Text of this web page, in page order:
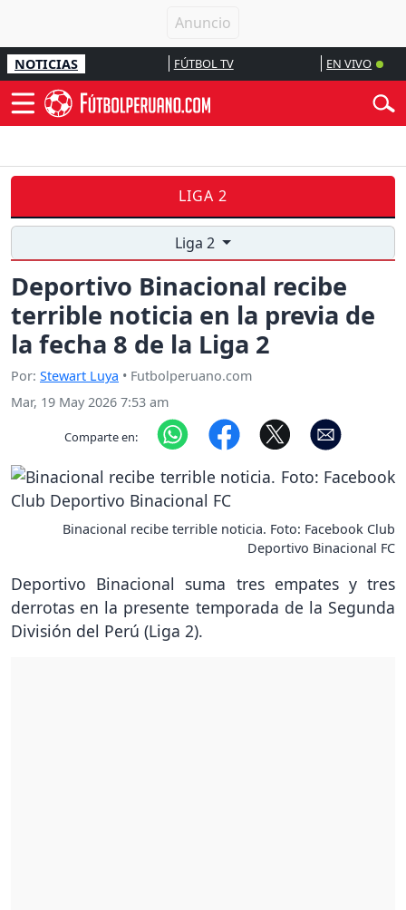
NOTICIAS FÚTBOL TV EN VIVO
LIGA 2
Liga 2
Deportivo Binacional recibe
terrible noticia en la previa de
la fecha 8 de la Liga 2
Por: Stewart Luya • Futbolperuano.com
Mar, 19 May 2026 7:53 am
Comparte en:
Binacional recibe terrible noticia. Foto: Facebook Club
Deportivo Binacional FC
Deportivo Binacional suma tres empates y tres
derrotas en la presente temporada de la Segunda
División del Perú (Liga 2).